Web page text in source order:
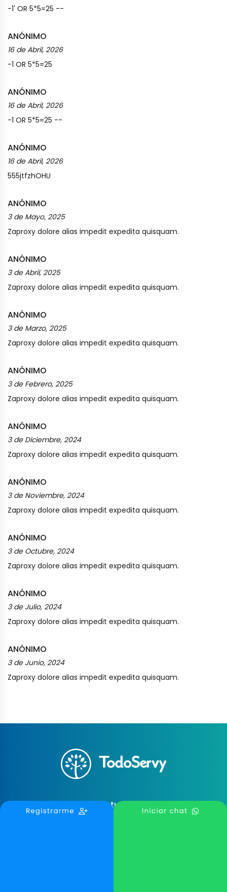
-1' OR 5*5=25 --
ANÓNIMO
16 de Abril, 2026
-1 OR 5*5=25
ANÓNIMO
16 de Abril, 2026
-1 OR 5*5=25 --
ANÓNIMO
16 de Abril, 2026
555jtfzhOHU
ANÓNIMO
3 de Mayo, 2025
Zaproxy dolore alias impedit expedita quisquam.
ANÓNIMO
3 de Abril, 2025
Zaproxy dolore alias impedit expedita quisquam.
ANÓNIMO
3 de Marzo, 2025
Zaproxy dolore alias impedit expedita quisquam.
ANÓNIMO
3 de Febrero, 2025
Zaproxy dolore alias impedit expedita quisquam.
ANÓNIMO
3 de Diciembre, 2024
Zaproxy dolore alias impedit expedita quisquam.
ANÓNIMO
3 de Noviembre, 2024
Zaproxy dolore alias impedit expedita quisquam.
ANÓNIMO
3 de Octubre, 2024
Zaproxy dolore alias impedit expedita quisquam.
ANÓNIMO
3 de Julio, 2024
Zaproxy dolore alias impedit expedita quisquam.
ANÓNIMO
3 de Junio, 2024
Zaproxy dolore alias impedit expedita quisquam.
Reclama tu Negocio